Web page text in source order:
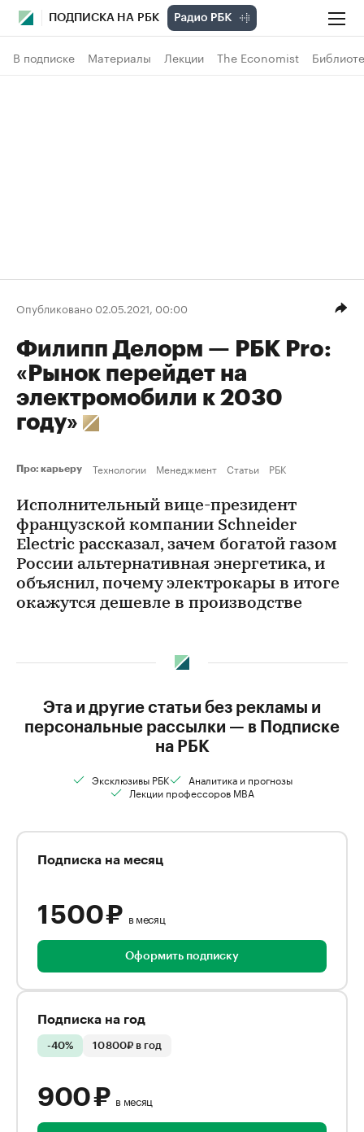
ПОДПИСКА НА РБК
В подписке Материалы Лекции The Economist
Опубликовано 02.05.2021, 00:00
Филипп Делорм — РБК Pro:
«Рынок перейдет на
электромобили к 2030
году»
Про: карьеру Технологии Менеджмент Статьи РБК
Исполнительный вице-президент
французской компании Schneider
Electric рассказал, зачем богатой газом
России альтернативная энергетика, и
объяснил, почему электрокары в итоге
окажутся дешевле в производстве
Эта и другие статьи без рекламы и
персональные рассылки — в Подписке
на РБК
Эксклюзивы РБК
Аналитика и прогнозы
Лекции профессоров MBA
Подписка на месяц
1 500 ₽ в месяц
Оформить подписку
Подписка на год
-40% 10 800₽ в год
900 ₽ в месяц